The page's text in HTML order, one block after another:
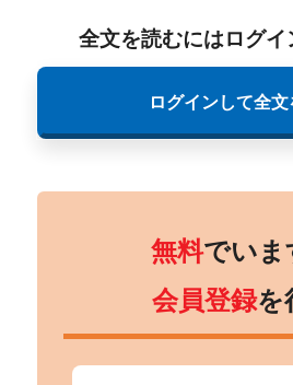
全文を読むにはログ
ログインして全
無料でいま
会員登録を